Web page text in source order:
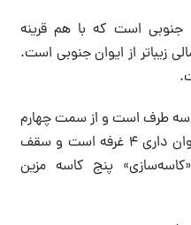
است که با هم قرينه
زیبا‌تر از ایوان جنوبی است.
سه طرف است و از سمت چهارم
به صحن راه دارد، همچنین این ایوان داری ۴ غرفه است و سقف
پنج کاسه مزین